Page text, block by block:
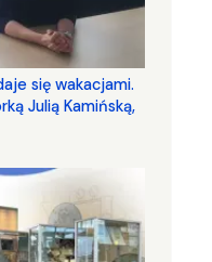
się wakacjami.
Julią Kamińską,